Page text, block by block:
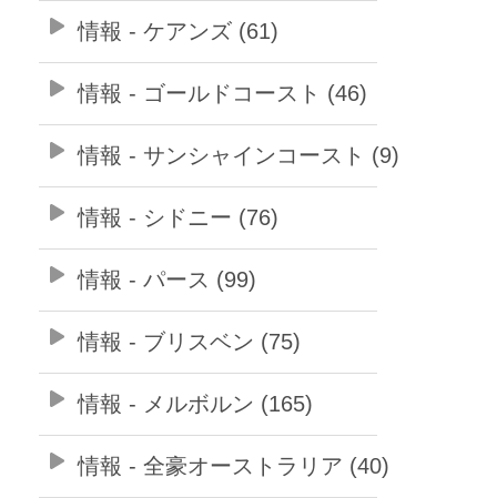
情報 - ケアンズ (61)
情報 - ゴールドコースト (46)
情報 - サンシャインコースト (9)
情報 - シドニー (76)
情報 - パース (99)
情報 - ブリスベン (75)
情報 - メルボルン (165)
情報 - 全豪オーストラリア (40)